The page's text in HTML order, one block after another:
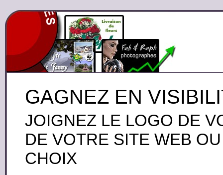
GAGNEZ EN
JOIGNEZ LE LOGO DE
DE VOTRE SITE WEB
CHOIX